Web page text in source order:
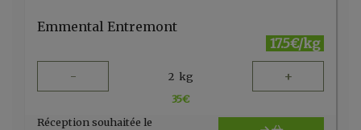
Emmental Entremont
17.5€/kg
- 2 kg +
35€
Réception souhaitée le